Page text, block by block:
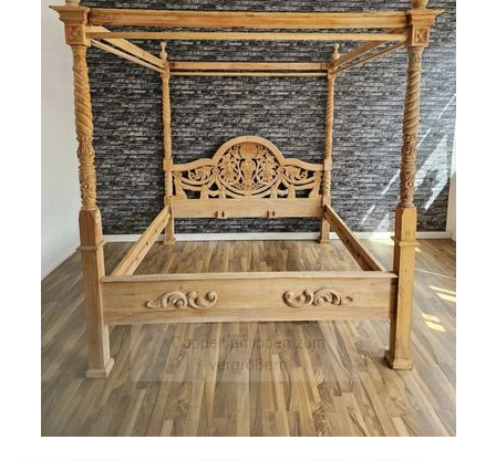
Doppelt antippen zum
vergrößern